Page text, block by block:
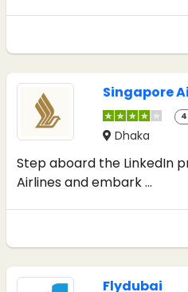
Singapore
Dhaka
Step aboard the LinkedIn
Airlines and embark ...
Flydubai